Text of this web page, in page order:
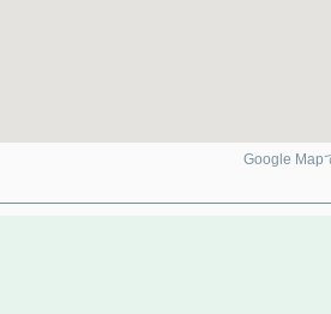
Google Map